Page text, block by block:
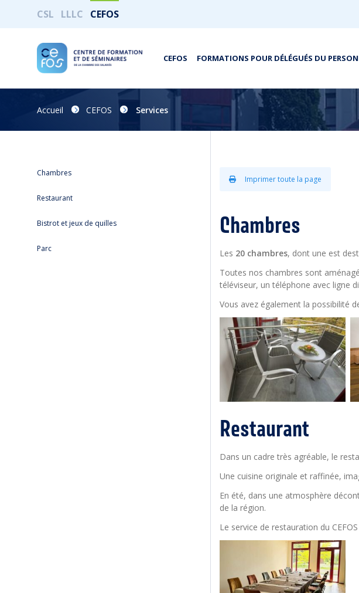
CSL LLLC CEFOS
CEFOS FORMATIONS POUR DÉLÉGUÉS DU
Accueil CEFOS Services
Chambres
Restaurant
Bistrot et jeux de quilles
Parc
Imprimer toute la page
Chambres
Les 20 chambres, dont une est
Toutes nos chambres sont
téléviseur, un téléphone avec ligne
Vous avez également la possibilité
Restaurant
Dans un cadre très agréable, le
Une cuisine originale et raffinée,
En été, dans une atmosphère
de la région.
Le service de restauration du